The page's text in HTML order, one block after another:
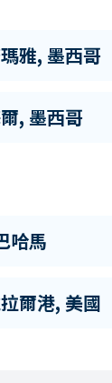
雅, 墨西哥
, 墨西哥
哈馬
爾港, 美國